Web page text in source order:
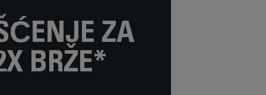
ZA
BRŽE*